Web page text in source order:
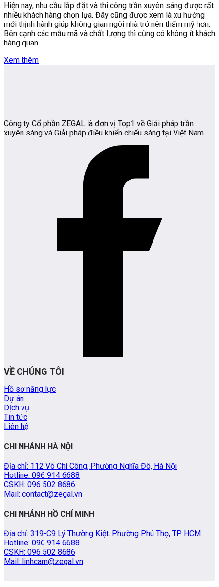
Hiện nay, nhu cầu lắp đặt và thi công trần xuyên sáng được rất
nhiều khách hàng chọn lựa. Đây cũng được xem là xu hướng
mới thịnh hành giúp không gian ngôi nhà trở nên thẩm mỹ hơn.
Bên cạnh các mẫu mã và chất lượng thì cũng có không ít khách
hàng quan
Xem thêm
Công ty Cổ phần ZEGAL là đơn vị Top1 về Giải pháp trần
xuyên sáng và Giải pháp điều khiển chiếu sáng tại Việt Nam
VỀ CHÚNG TÔI
Hồ sơ năng lực
Dự án
Dịch vụ
Tin tức
Liên hệ
CHI NHÁNH HÀ NỘI
Địa chỉ: 112 Võ Chí Công, Phường Nghĩa Đô, Hà Nội
Hotline: 096 914 6688
CSKH: 096 502 8686
Mail: contact@zegal.vn
CHI NHÁNH HỒ CHÍ MINH
Địa chỉ: 319-C9 Lý Thường Kiệt, Phường Phú Thọ, TP. HCM
Hotline: 096 914 6688
CSKH: 096 502 8686
Mail: linhcam@zegal.vn